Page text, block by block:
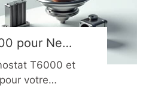
une référence
le marketing,
pour New
il fiable ?
T6000 et
votre